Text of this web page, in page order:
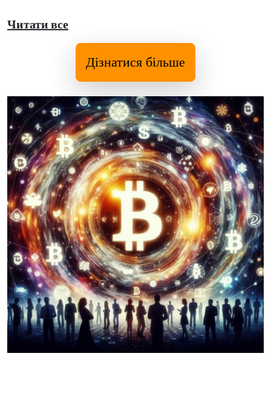
Читати все
Дізнатися більше